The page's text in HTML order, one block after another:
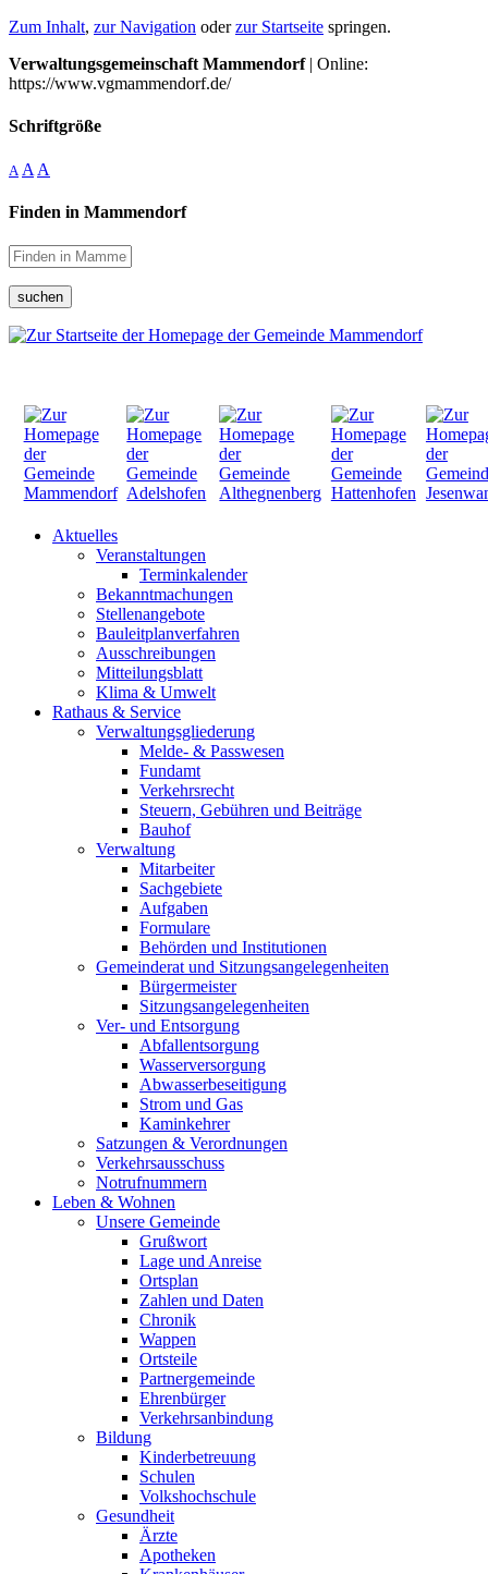
Zum Inhalt, zur Navigation oderzur Startseite springen.
Verwaltungsgemeinschaft Mammendorf| Online:
https://www.vgmammendorf.de/
Schriftgröße
A A A
Finden in Mammendorf
suchen
Aktuelles
Veranstaltungen
Terminkalender
Bekanntmachungen
Stellenangebote
Bauleitplanverfahren
Ausschreibungen
Mitteilungsblatt
Klima & Umwelt
Rathaus & Service
Verwaltungsgliederung
Melde- & Passwesen
Fundamt
Verkehrsrecht
Steuern, Gebühren und Beiträge
Bauhof
Verwaltung
Mitarbeiter
Sachgebiete
Aufgaben
Formulare
Behörden und Institutionen
Gemeinderat und Sitzungsangelegenheiten
Bürgermeister
Sitzungsangelegenheiten
Ver- und Entsorgung
Abfallentsorgung
Wasserversorgung
Abwasserbeseitigung
Strom und Gas
Kaminkehrer
Satzungen & Verordnungen
Verkehrsausschuss
Notrufnummern
Leben & Wohnen
Unsere Gemeinde
Grußwort
Lage und Anreise
Ortsplan
Zahlen und Daten
Chronik
Wappen
Ortsteile
Partnergemeinde
Ehrenbürger
Verkehrsanbindung
Bildung
Kinderbetreuung
Schulen
Volkshochschule
Gesundheit
Ärzte
Apotheken